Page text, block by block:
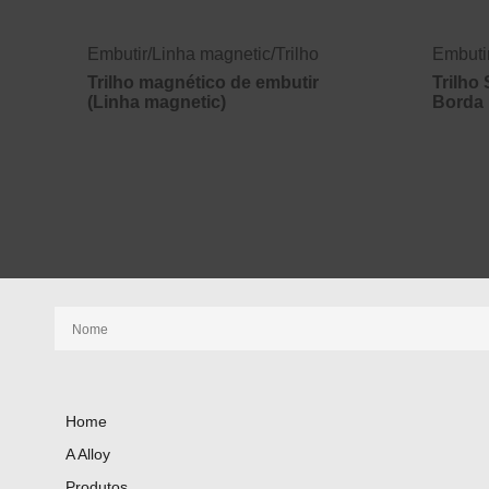
Embutir/ Linha magnetic/Trilho
Trilho magnético de embutir
(Linha magnetic)
Trilho
Borda
Home
A Alloy